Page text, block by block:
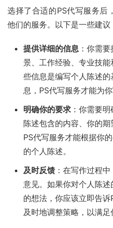
选择了合适的PS代写服务后
他们的服务。以下是一些建议
提供详细的信息 ：你需
景、工作经验、专业技
些信息是编写个人陈述
息，PS代写服务才能为
明确你的要求 ：你需要
陈述包含的内容、你的期
PS代写服务才能根据你
的个人陈述。
及时反馈 ：在写作过程
意见。如果你对个人陈
的想法，你应该立即告
及时地调整策略，以满足